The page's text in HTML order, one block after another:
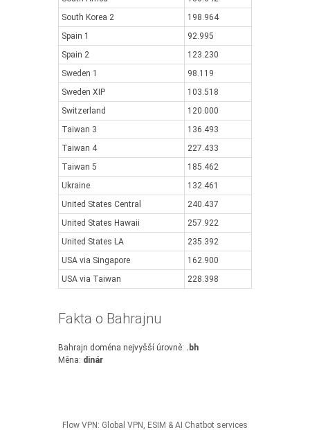
South Korea 2
198.964
Spain 1
92.995
Spain 2
123.230
Sweden 1
98.119
Sweden XIP
103.518
Switzerland
120.000
Taiwan 3
136.493
Taiwan 4
227.433
Taiwan 5
185.462
Ukraine
132.461
United States Central
240.437
United States Hawaii
257.922
United States LA
235.392
USA via Singapore
162.900
USA via Taiwan
228.398
Fakta o Bahrajnu
Bahrajn doména nejvyšší úrovně: .bh
Měna: dinár
Flow VPN: Global VPN, ESIM & AI Chatbot services